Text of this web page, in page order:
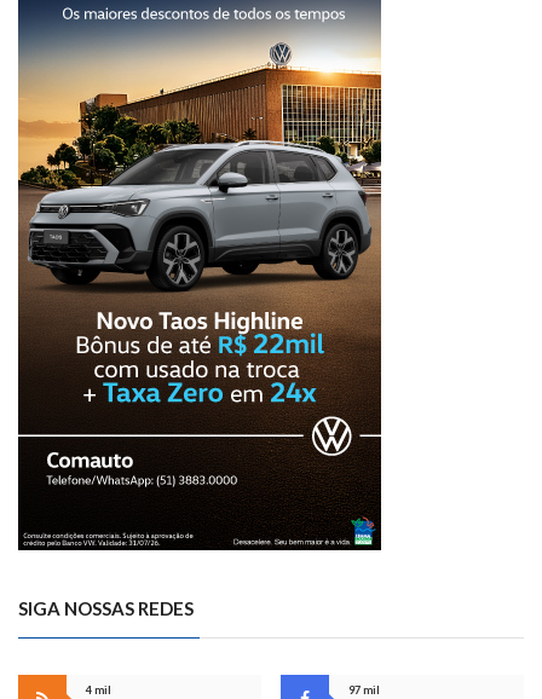
SIGA NOSSAS REDES
4 mil
97 mil